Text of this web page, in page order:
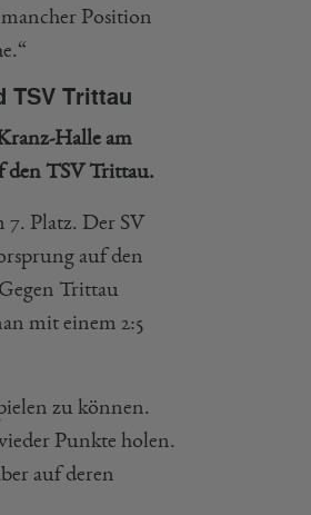
Position
TSV Trittau
Halle am
den TSV Trittau.
7. Platz. Der SV
auf den
Trittau
mit einem 2:5
zu können.
Punkte holen.
auf deren